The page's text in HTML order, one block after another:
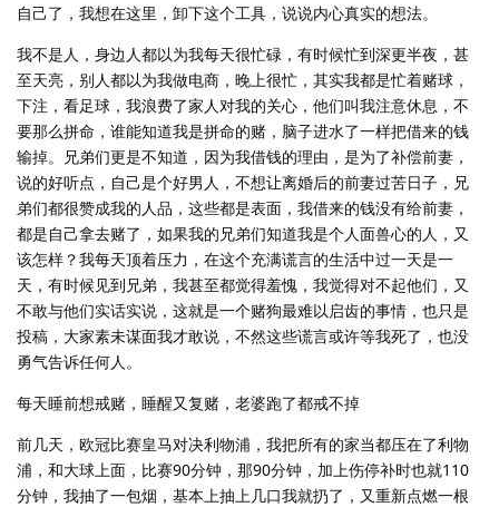
自己了，我想在这里，卸下这个工具，说说内心真实的想法。
我不是人，身边人都以为我每天很忙碌，有时候忙到深更半夜，甚
至天亮，别人都以为我做电商，晚上很忙，其实我都是忙着赌球，
下注，看足球，我浪费了家人对我的关心，他们叫我注意休息，不
要那么拼命，谁能知道我是拼命的赌，脑子进水了一样把借来的钱
输掉。兄弟们更是不知道，因为我借钱的理由，是为了补偿前妻，
说的好听点，自己是个好男人，不想让离婚后的前妻过苦日子，兄
弟们都很赞成我的人品，这些都是表面，我借来的钱没有给前妻，
都是自己拿去赌了，如果我的兄弟们知道我是个人面兽心的人，又
该怎样？我每天顶着压力，在这个充满谎言的生活中过一天是一
天，有时候见到兄弟，我甚至都觉得羞愧，我觉得对不起他们，又
不敢与他们实话实说，这就是一个赌狗最难以启齿的事情，也只是
投稿，大家素未谋面我才敢说，不然这些谎言或许等我死了，也没
勇气告诉任何人。
每天睡前想戒赌，睡醒又复赌，老婆跑了都戒不掉
前几天，欧冠比赛皇马对决利物浦，我把所有的家当都压在了利物
浦，和大球上面，比赛90分钟，那90分钟，加上伤停补时也就110
分钟，我抽了一包烟，基本上抽上几口我就扔了，又重新点燃一根